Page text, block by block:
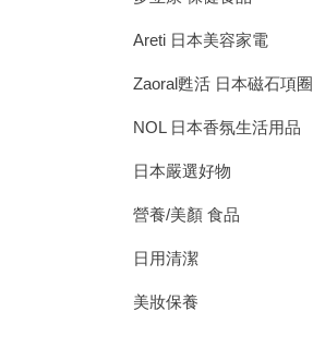
Areti 日本美容家電
Zaoral甦活 日本磁石項圈
NOL 日本香氛生活用品
日本嚴選好物
營養/美顏 食品
日用清潔
美妝保養